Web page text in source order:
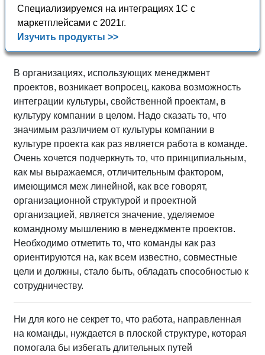
Специализируемся на интеграциях 1С с
маркетплейсами с 2021г.
Изучить продукты >>
В организациях, использующих менеджмент
проектов, возникает вопросец, какова возможность
интеграции культуры, свойственной проектам, в
культуру компании в целом. Надо сказать то, что
значимым различием от культуры компании в
культуре проекта как раз является работа в команде.
Очень хочется подчеркнуть то, что принципиальным,
как мы выражаемся, отличительным фактором,
имеющимся меж линейной, как все говорят,
организационной структурой и проектной
организацией, является значение, уделяемое
командному мышлению в менеджменте проектов.
Необходимо отметить то, что команды как раз
ориентируются на, как всем известно, совместные
цели и должны, стало быть, обладать способностью к
сотрудничеству.
Ни для кого не секрет то, что работа, направленная
на команды, нуждается в плоской структуре, которая
помогала бы избегать длительных путей